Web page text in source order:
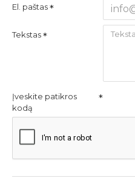
El. paštas
Tekstas
Įveskite patikros
kodą